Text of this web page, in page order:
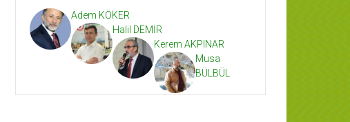
Adem KÖKER
Halil DEMİR
Kerem AKPINAR
Musa
BÜLBÜL